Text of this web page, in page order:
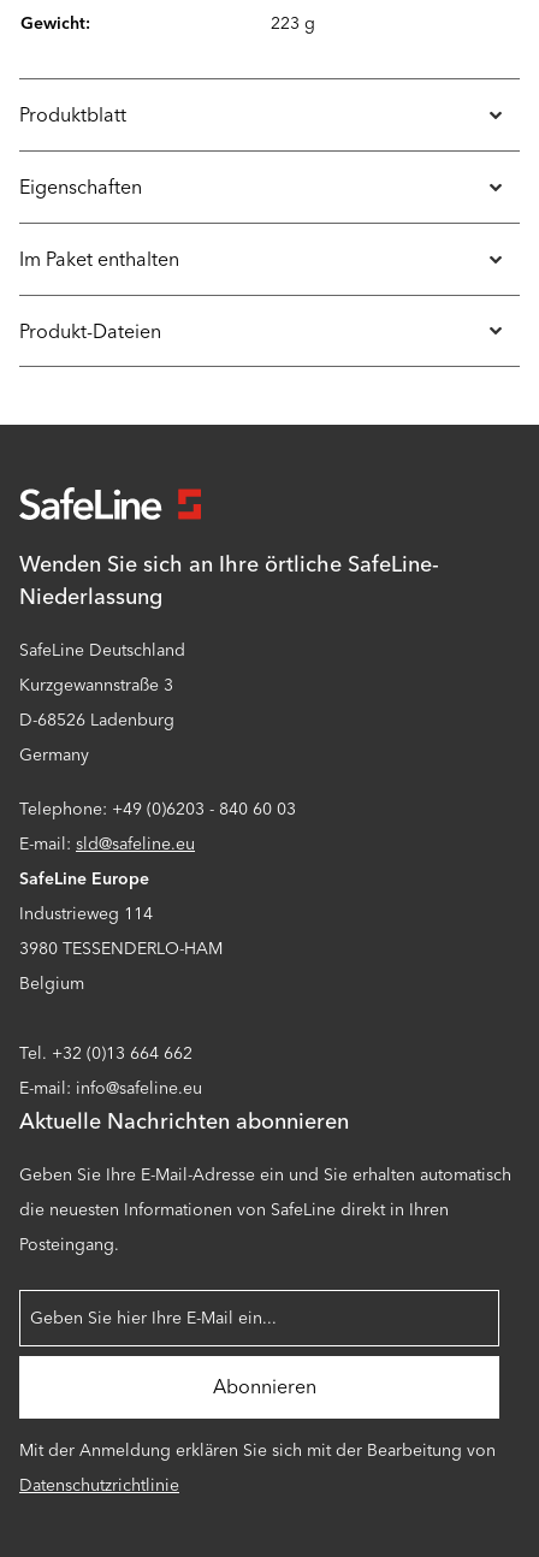
Gewicht: 223 g
Produktblatt
Eigenschaften
Im Paket enthalten
Produkt-Dateien
Wenden Sie sich an Ihre örtliche SafeLine-
Niederlassung
SafeLine Deutschland
Kurzgewannstraße 3
D-68526 Ladenburg
Germany
Telephone: +49 (0)6203 - 840 60 03
E-mail: sld@safeline.eu
SafeLine Europe
Industrieweg 114
3980 TESSENDERLO-HAM
Belgium
Tel. +32 (0)13 664 662
E-mail: info@safeline.eu
Aktuelle Nachrichten abonnieren
Geben Sie Ihre E-Mail-Adresse ein und Sie erhalten automatisch
die neuesten Informationen von SafeLine direkt in Ihren
Posteingang.
Mit der Anmeldung erklären Sie sich mit der Bearbeitung von
Datenschutzrichtlinie